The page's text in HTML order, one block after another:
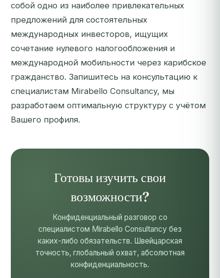
собой одно из наиболее привлекательных
предложений для состоятельных
международных инвесторов, ищущих
сочетание нулевого налогообложения и
международной мобильности через карибское
гражданство. Запишитесь на консультацию к
специалистам Mirabello Consultancy, мы
разработаем оптимальную структуру с учётом
Вашего профиля.
Готовы изучить свои
возможности?
Конфиденциальный разговор со
специалистом Mirabello Consultancy без
каких-либо обязательств. Швейцарская
точность, глобальный охват, абсолютная
конфиденциальность.